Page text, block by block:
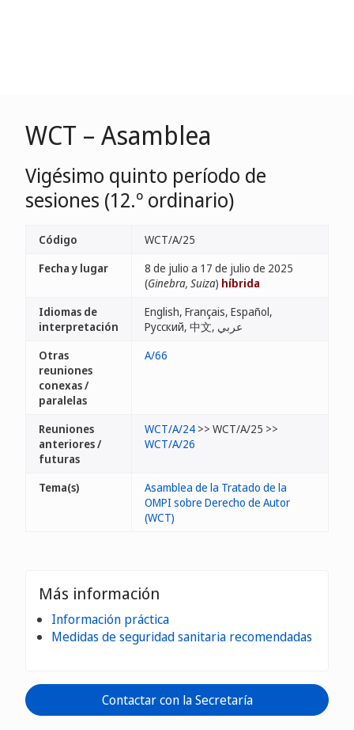
WCT – Asamblea
Vigésimo quinto período de
sesiones (12.º ordinario)
Código
WCT/A/25
Fecha y lugar
8 de julio a 17 de julio de 2025
(Ginebra, Suiza) híbrida
Idiomas de
interpretación
English, Français, Español,
Русский, 中文, عربي
Otras
reuniones
conexas /
paralelas
A/66
Reuniones
anteriores /
futuras
WCT/A/24 >> WCT/A/25 >>
WCT/A/26
Tema(s)
Asamblea de la Tratado de la
OMPI sobre Derecho de Autor
(WCT)
Más información
Información práctica
Medidas de seguridad sanitaria recomendadas
Contactar con la Secretaría